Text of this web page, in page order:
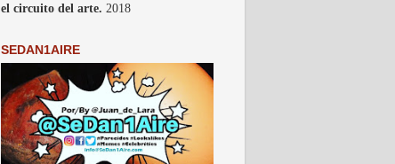
el circuito del arte. 2018
SEDAN1AIRE